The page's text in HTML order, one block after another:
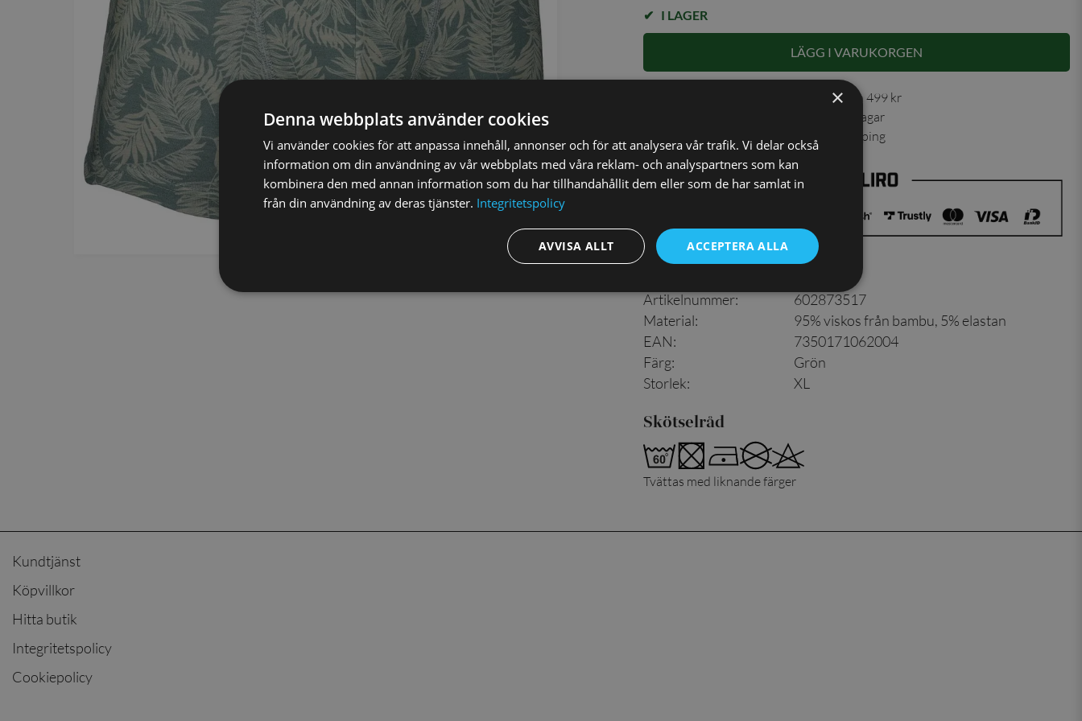
LÄDERVÄSKOR
I LAGER
LÄGG I VARUKORGEN
✓ Öppet köp i 30 dagar ✓ Fri frakt från 499 kr
✓ Din beställning skickas inom 1-2 vardagar
✓ Snabb leverans från vårt lager i Jönköping
Detaljer
Artikelnummer:
602873517
Material:
95% viskos från bambu, 5% elastan
EAN:
7350171062004
Färg:
Grön
Storlek: XL
Skötselråd
Tvättas med liknande färger
Kundtjänst
Köpvillkor
Hitta butik
Integritetspolicy
Cookiepolicy
×
Denna webbplats använder cookies
Vi använder cookies för att anpassa innehåll, annonser och för att analysera vår trafik. Vi delar också
information om din användning av vår webbplats med våra reklam- och analyspartners som kan
kombinera den med annan information som du har tillhandahållit dem eller som de har samlat in
från din användning av deras tjänster. Integritetspolicy
ACCEPTERA ALLA
AVVISA ALLT